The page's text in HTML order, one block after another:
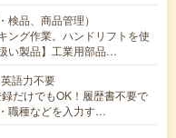
品、商品管理）
ング作業。ハンドリフトを使
い製品】工業用部品…
語力不要
だけでもOK！履歴書不要で
職種などを入力す…